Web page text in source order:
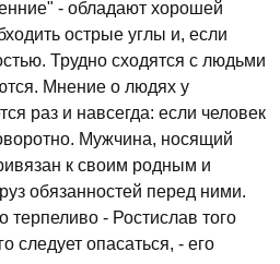
- обладают хорошей
острые углы и, если
Трудно сходятся с людьми
Мнение о людях у
раз и навсегда: если человек
Мужчина, носящий
к своим родным и
обязанностей перед ними.
терпеливо - Ростислав того
следует опасаться, - его